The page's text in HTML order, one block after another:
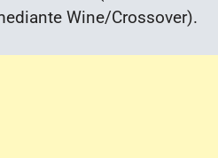
Wine/Crossover).